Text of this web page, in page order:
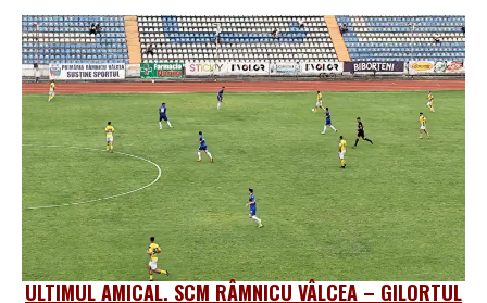
ULTIMUL AMICAL. SCM RÂMNICU VÂLCEA – GILORTUL